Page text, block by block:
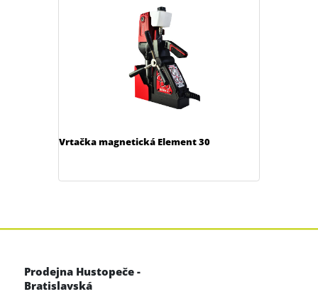
Vrtačka magnetická Element 30
Prodejna Hustopeče -
Bratislavská